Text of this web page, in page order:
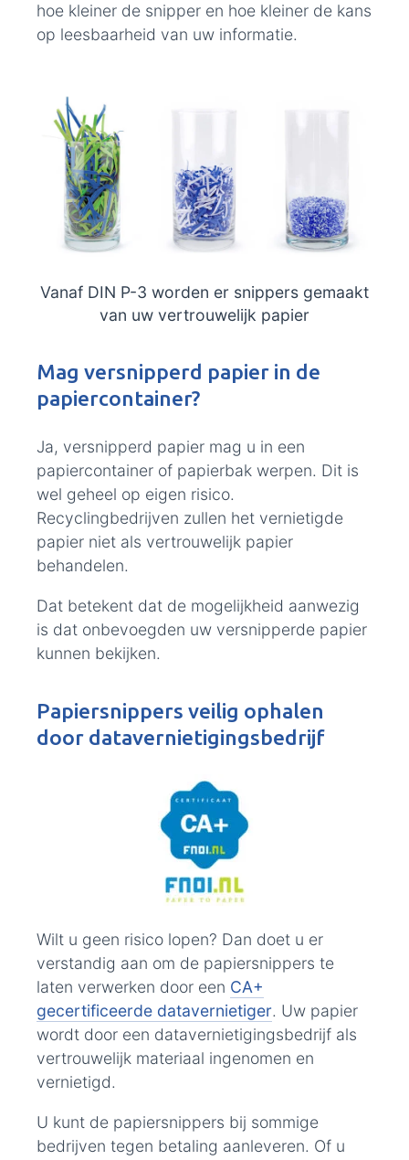
hoe kleiner de snipper en hoe kleiner de kans
op leesbaarheid van uw informatie.
Vanaf DIN P-3 worden er snippers gemaakt
van uw vertrouwelijk papier
Mag versnipperd papier in de
papiercontainer?
Ja, versnipperd papier mag u in een
papiercontainer of papierbak werpen. Dit is
wel geheel op eigen risico.
Recyclingbedrijven zullen het vernietigde
papier niet als vertrouwelijk papier
behandelen.
Dat betekent dat de mogelijkheid aanwezig
is dat onbevoegden uw versnipperde papier
kunnen bekijken.
Papiersnippers veilig ophalen
door datavernietigingsbedrijf
Wilt u geen risico lopen? Dan doet u er
verstandig aan om de papiersnippers te
laten verwerken door een CA+
gecertificeerde datavernietiger. Uw papier
wordt door een datavernietigingsbedrijf als
vertrouwelijk materiaal ingenomen en
vernietigd.
U kunt de papiersnippers bij sommige
bedrijven tegen betaling aanleveren. Of u